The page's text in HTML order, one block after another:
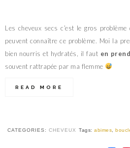
Les cheveux secs c’est le gros
peuvent connaître ce problème. Moi la
bien nourris et hydratés, il faut en
souvent rattrapée par ma flemme
READ MORE
CATEGORIES:CHEVEUX Tags:abimes ,